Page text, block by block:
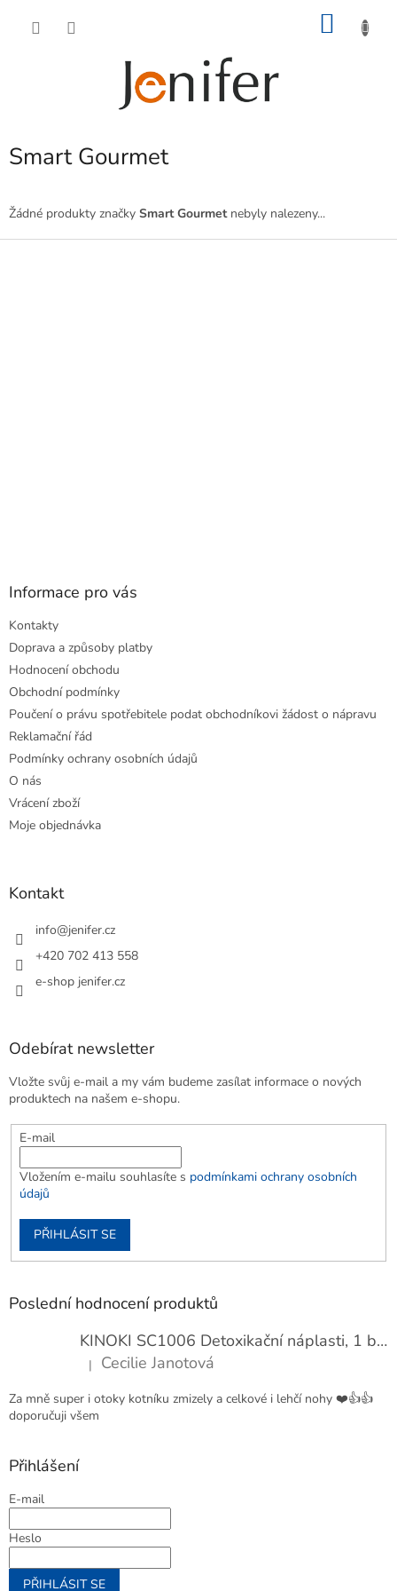
Smart Gourmet
Žádné produkty značky Smart Gourmetnebyly nalezeny...
Z
Informace pro vás
Kontakty
Doprava a způsoby platby
Hodnocení obchodu
Obchodní podmínky
Poučení o právu spotřebitele podat obchodníkovi žádost o nápravu
Reklamační řád
Podmínky ochrany osobních údajů
O nás
Vrácení zboží
Moje objednávka
Kontakt
info@jenifer.cz
+420 702 413 558
e-shop jenifer.cz
Odebírat newsletter
Vložte svůj e-mail a my vám budeme zasílat informace o nových
produktech na našem e-shopu.
E-mail
Vložením e-mailu souhlasíte s podmínkami ochrany osobních
údajů
PŘIHLÁSIT SE
Poslední hodnocení produktů
KINOKI SC1006 Detoxikační náplasti, 1 balení - 10 ks
Hodnocení produktu je 4 z 5 hvězdiček.
| Cecilie Janotová
Za mně super i otoky kotníku zmizely a celkové i lehčí nohy ❤️👍👍
doporučuji všem
Přihlášení
E-mail
Heslo
PŘIHLÁSIT SE